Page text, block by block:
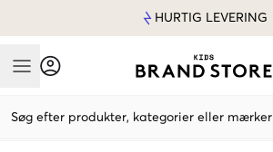
HURTIG LEVERING
Mobile Menu
Søg efter produkter, kategorier eller mærker